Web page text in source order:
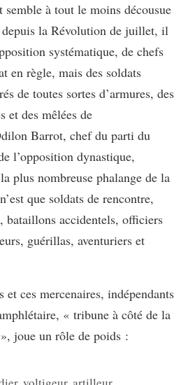
à tout le moins décousue
depuis la Révolution de juillet, il
systématique, de chefs
en règle, mais des soldats
de toutes sortes d’armures, des
et des mêlées de
Barrot, chef du parti du
l’opposition dynastique,
plus nombreuse phalange de la
que soldats de rencontre,
bataillons accidentels, officiers
guérillas, aventuriers et
ces mercenaires, indépendants
« tribune à côté de la
», joue un rôle de poids :